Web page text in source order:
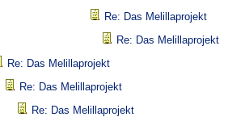
Re: Das Melillaprojekt
Re: Das Melillaprojekt
Re: Das Melillaprojekt
Re: Das Melillaprojekt
Re: Das Melillaprojekt